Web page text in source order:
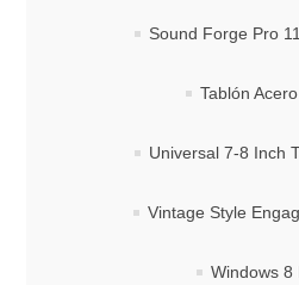
Sound Forge Pro
Tablón
Universal 7-8 Inch
Vintage Style
Windows 8